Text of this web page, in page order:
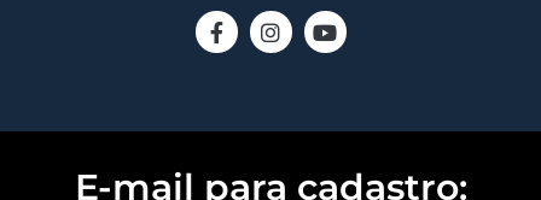
E-mail para cadastro: